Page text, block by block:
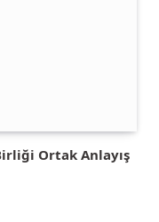
Ortak Anlayış